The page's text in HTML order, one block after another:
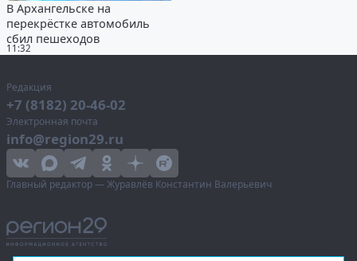
11:32
В Архангельске на
перекрёстке автомобиль
сбил пешеходов
Редакция
+7 (8182) 20-46-02
Электронная почта
info@region29.ru
Главный редактор — Журавлёв Константин Валерьевич